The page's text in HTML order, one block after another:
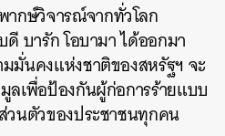
ากษ์วิจารณ์จากทั่วโลก
บารัก โอบามา ได้ออกมา
มั่นคงแห่งชาติของสหรัฐฯ จะ
ลเพื่อป้องกันผู้ก่อการร้ายแบบ
วนตัวของประชาชนทุกคน